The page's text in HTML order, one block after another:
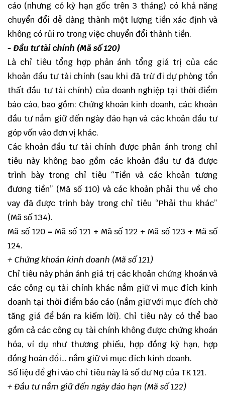
cáo (nhưng có kỳ hạn gốc trên 3 tháng) có khả năng
chuyển đổi dễ dàng thành một lượng tiền xác định và
không có rủi ro trong việc chuyển đổi thành tiền.
- Đầu tư tài chính (Mã số 120)
Là chỉ tiêu tổng hợp phản ánh tổng giá trị của các
khoản đầu tư tài chính (sau khi đã trừ đi dự phòng tổn
thất đầu tư tài chính) của doanh nghiệp tại thời điểm
báo cáo, bao gồm: Chứng khoán kinh doanh, các khoản
đầu tư nắm giữ đến ngày đáo hạn và các khoản đầu tư
góp vốn vào đơn vị khác.
Các khoản đầu tư tài chính được phản ánh trong chỉ
tiêu này không bao gồm các khoản đầu tư đã được
trình bày trong chỉ tiêu “Tiền và các khoản tương
đương tiền” (Mã số 110) và các khoản phải thu về cho
vay đã được trình bày trong chỉ tiêu “Phải thu khác”
(Mã số 134).
Mã số 120 = Mã số 121 + Mã số 122 + Mã số 123 + Mã số
124.
+ Chứng khoán kinh doanh (Mã số 121)
Chỉ tiêu này phản ánh giá trị các khoản chứng khoán và
các công cụ tài chính khác nắm giữ vì mục đích kinh
doanh tại thời điểm báo cáo (nắm giữ với mục đích chờ
tăng giá để bán ra kiếm lời). Chỉ tiêu này có thể bao
gồm cả các công cụ tài chính không được chứng khoán
hóa, ví dụ như thương phiếu, hợp đồng kỳ hạn, hợp
đồng hoán đổi… nắm giữ vì mục đích kinh doanh.
Số liệu để ghi vào chỉ tiêu này là số dư Nợ của TK 121.
+ Đầu tư nắm giữ đến ngày đáo hạn (Mã số 122)